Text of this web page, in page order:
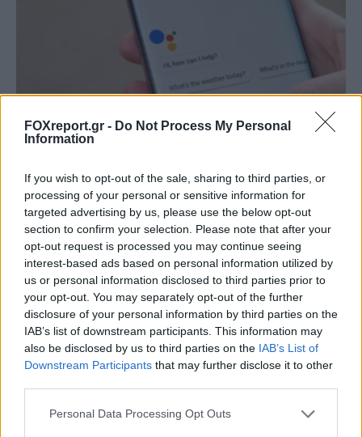
FOXreport.gr - Do Not Process My Personal
Information
If you wish to opt-out of the sale, sharing to third parties, or
processing of your personal or sensitive information for
targeted advertising by us, please use the below opt-out
section to confirm your selection. Please note that after your
opt-out request is processed you may continue seeing
interest-based ads based on personal information utilized by
us or personal information disclosed to third parties prior to
your opt-out. You may separately opt-out of the further
disclosure of your personal information by third parties on the
IAB’s list of downstream participants. This information may
also be disclosed by us to third parties on the IAB’s List of
Downstream Participants that may further disclose it to other
Personal Data Processing Opt Outs
Το Google Assistant αποσύρεται από τα
Android τηλέφωνα τον Σεπτέμβριο
ΤΕΧΝΟΛΟΓΊΑ 13:00, 07/08/2026